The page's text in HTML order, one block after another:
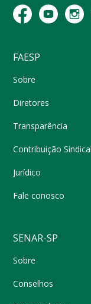
FAESP
Sobre
Diretores
Transparência
Contribuição Sindical
Jurídico
Fale conosco
SENAR-SP
Sobre
Conselhos